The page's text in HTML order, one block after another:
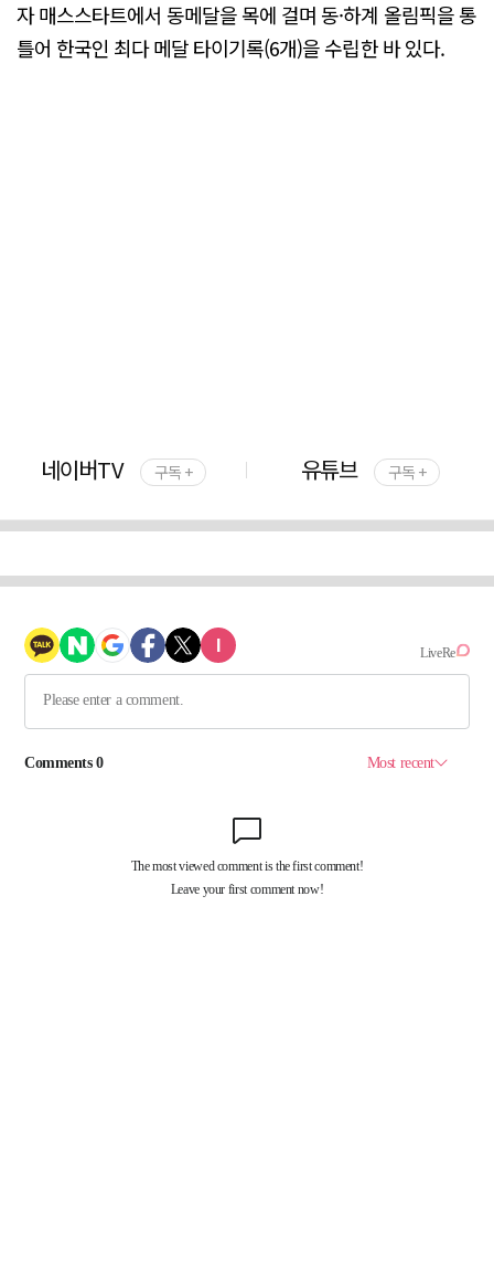
자 매스스타트에서 동메달을 목에 걸며 동·하계 올림픽을 통
틀어 한국인 최다 메달 타이기록(6개)을 수립한 바 있다.
네이버TV 구독 + 유튜브 구독 +